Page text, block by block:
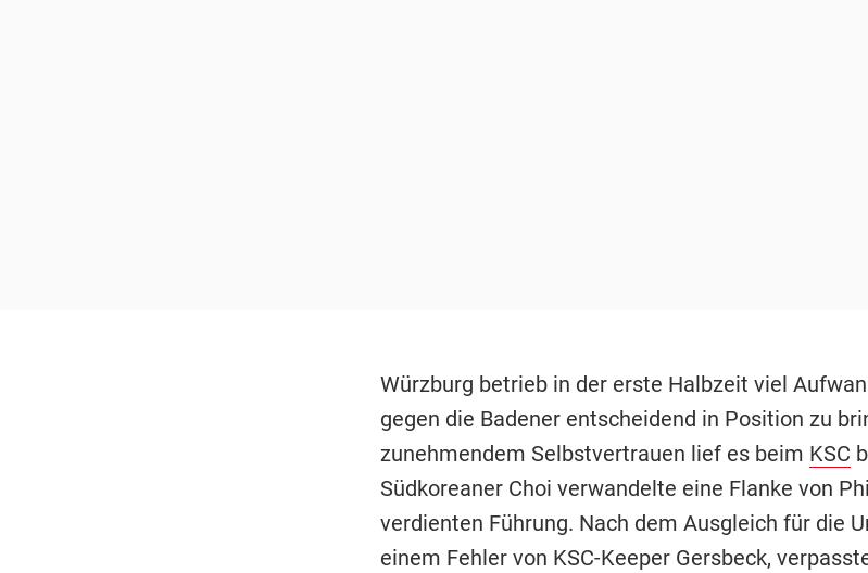
Würzburg betrieb in der erste Halbzeit viel
gegen die Badener entscheidend in Position zu
zunehmendem Selbstvertrauen lief es beim KSC
Südkoreaner Choi verwandelte eine Flanke von
verdienten Führung. Nach dem Ausgleich für die
einem Fehler von KSC-Keeper Gersbeck,